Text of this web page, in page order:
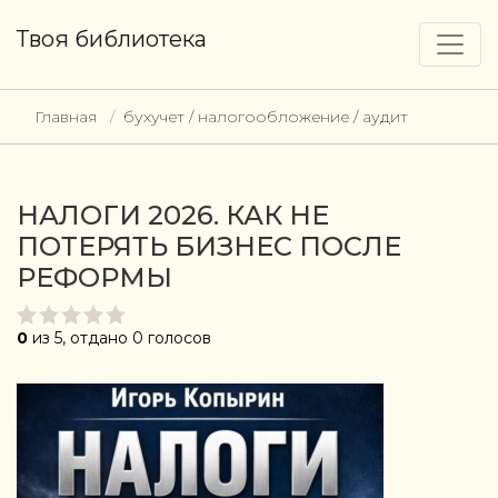
Твоя библиотека
Главная бухучет / налогообложение / аудит
НАЛОГИ 2026. КАК НЕ
ПОТЕРЯТЬ БИЗНЕС ПОСЛЕ
РЕФОРМЫ
0 из 5, отдано 0 голосов